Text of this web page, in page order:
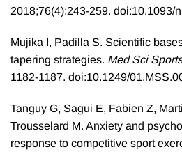
2018;76(4):243-259. doi:10.1093/
Mujika I, Padilla S. Scientific
tapering strategies. Med Sci
1182-1187. doi:10.1249/
Tanguy G, Sagui E, Fabien Z,
Trousselard M. Anxiety and
response to competitive sport